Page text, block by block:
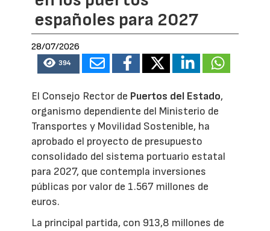
españoles para 2027
28/07/2026
394
El Consejo Rector de Puertos del Estado,
organismo dependiente del Ministerio de
Transportes y Movilidad Sostenible, ha
aprobado el proyecto de presupuesto
consolidado del sistema portuario estatal
para 2027, que contempla inversiones
públicas por valor de 1.567 millones de
euros.
La principal partida, con 913,8 millones de